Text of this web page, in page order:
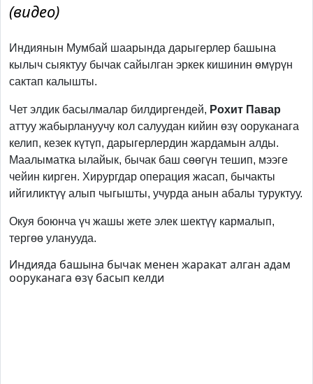
(видео)
Индиянын Мумбай шаарында дарыгерлер башына
кылыч сыяктуу бычак сайылган эркек кишинин өмүрүн
сактап калышты.
Чет элдик басылмалар билдиргендей, Рохит Павар
аттуу жабырлануучу кол салуудан кийин өзү ооруканага
келип, кезек күтүп, дарыгерлердин жардамын алды.
Маалыматка ылайык, бычак баш сөөгүн тешип, мээге
чейин кирген. Хирургдар операция жасап, бычакты
ийгиликтүү алып чыгышты, учурда анын абалы туруктуу.
Окуя боюнча үч жашы жете элек шектүү кармалып,
тергөө уланууда.
Индияда башына бычак менен жаракат алган адам
ооруканага өзү басып келди